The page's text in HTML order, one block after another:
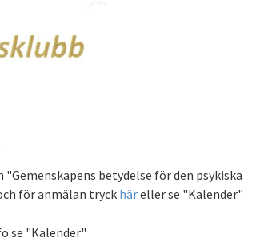
betydelse för den psykiska
för anmälan tryck häreller se "Kalender"
se "Kalender"